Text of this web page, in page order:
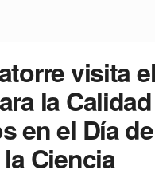
visita el
la
en el Día
Ciencia